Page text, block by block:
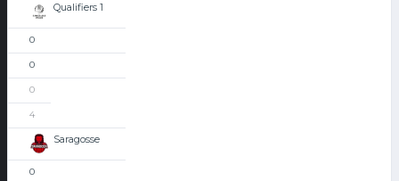
Qualifiers 1
0
0
0
4
Saragosse
0